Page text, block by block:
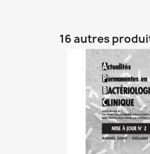
16 autres